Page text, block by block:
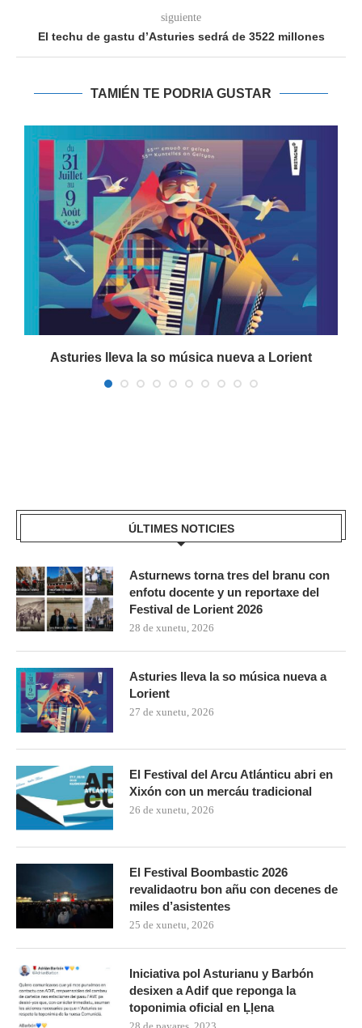
siguiente
El techu de gastu d’Asturies sedrá de 3522 millones
TAMIÉN TE PODRIA GUSTAR
Asturies lleva la so música nueva a Lorient
ÚLTIMES NOTICIES
Asturnews torna tres del branu con
enfotu docente y un reportaxe del
Festival de Lorient 2026
28 de xunetu, 2026
Asturies lleva la so música nueva a
Lorient
27 de xunetu, 2026
El Festival del Arcu Atlánticu abri en
Xixón con un mercáu tradicional
26 de xunetu, 2026
El Festival Boombastic 2026
revalidaotru bon añu con decenes de
miles d’asistentes
25 de xunetu, 2026
Iniciativa pol Asturianu y Barbón
desixen a Adif que reponga la
toponimia oficial en Ḷḷena